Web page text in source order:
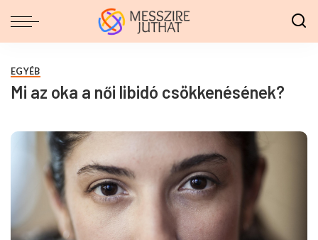
EGYÉB
Mi az oka a női libidó csökkenésének?